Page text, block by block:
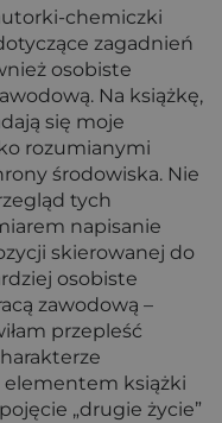
chemiczki
zagadnień
osobiste
Na książkę,
się moje
rozumianymi
środowiska. Nie
tych
napisanie
skierowanej do
osobiste
zawodową –
przepleść
książki
„drugie życie”